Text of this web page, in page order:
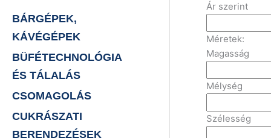
BÁRGÉPEK,
KÁVÉGÉPEK
BÜFÉTECHNOLÓGIA
ÉS TÁLALÁS
CSOMAGOLÁS
CUKRÁSZATI
BERENDEZÉSEK
Ár szerint
Méretek:
Magasság
Mélység
Szélesség